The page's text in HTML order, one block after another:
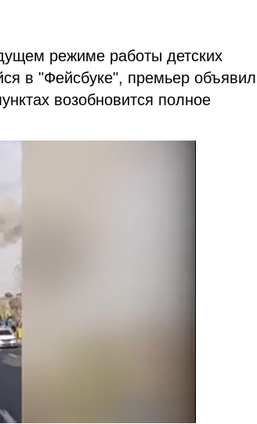
режиме работы детских
в "Фейсбуке", премьер
возобновится полное